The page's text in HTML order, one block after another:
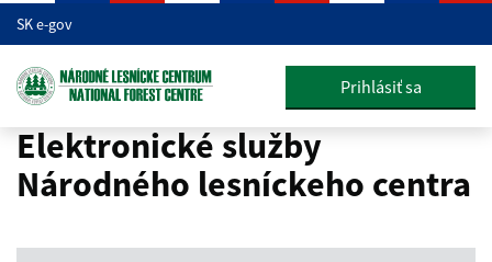
SK e-gov
Prihlásiť sa
Elektronické služby
Elektronické služby
Národného lesníckeho centra